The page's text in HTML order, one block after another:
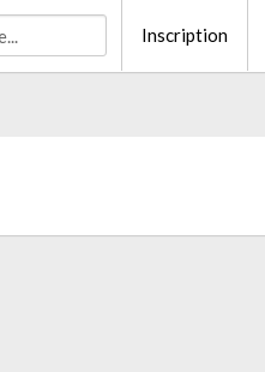
Inscription